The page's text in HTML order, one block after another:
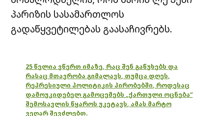
პარიზის სასამართლოს
გადაწყვეტილებას გაასაჩივრებს.
25 წელია ვწერთ იმაზე, რაც შენ გაწუხებს და
რასაც მთავრობა გიმალავს, თუმცა დღეს,
რეპრესიული პოლიტიკის პირობებში, როდესაც
დამოუკიდებელ გამოცემებს „ქართული ოცნება“
შემოსავლის წყაროს უკეტავს, ამას მარტო
ვეღარ შევძლებთ.